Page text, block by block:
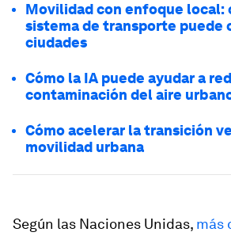
Movilidad con enfoque local:
sistema de transporte puede
ciudades
Cómo la IA puede ayudar a
contaminación del aire
Cómo acelerar la transición
movilidad urbana
Según las Naciones Unidas, más